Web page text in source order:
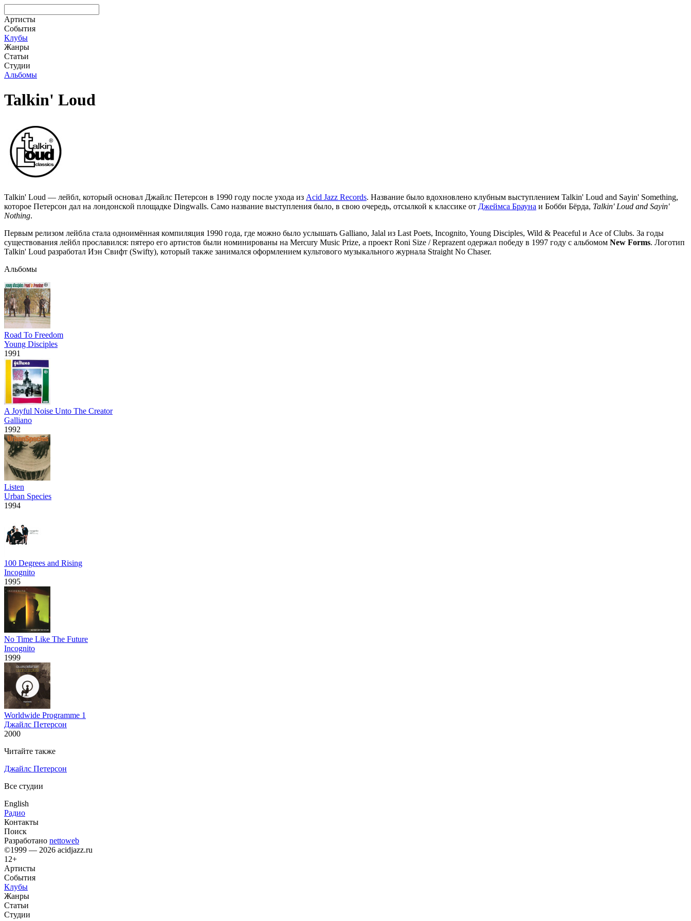
Артисты
События
Клубы
Жанры
Статьи
Студии
Альбомы
Talkin' Loud
Talkin' Loud — лейбл, который основал Джайлс Петерсон в 1990 году после ухода из Acid Jazz Records. Название было вдохновлено клубным выступлением Talkin' Loud and Sayin' Something,
которое Петерсон дал на лондонской площадке Dingwalls. Само название выступления было, в свою очередь, отсылкой к классике от Джеймса Брауна и Бобби Бёрда, Talkin' Loud and Sayin'
Nothing.
Первым релизом лейбла стала одноимённая компиляция 1990 года, где можно было услышать Galliano, Jalal из Last Poets, Incognito, Young Disciples, Wild & Peaceful и Ace of Clubs. За годы
существования лейбл прославился: пятеро его артистов были номинированы на Mercury Music Prize, а проект Roni Size / Reprazent одержал победу в 1997 году с альбомом New Forms. Логотип
Talkin' Loud разработал Иэн Свифт (Swifty), который также занимался оформлением культового музыкального журнала Straight No Chaser.
Альбомы
Road To Freedom
Young Disciples
1991
A Joyful Noise Unto The Creator
Galliano
1992
Listen
Urban Species
1994
100 Degrees and Rising
Incognito
1995
No Time Like The Future
Incognito
1999
Worldwide Programme 1
Джайлс Петерсон
2000
Читайте также
Джайлс Петерсон
Все студии
English
Радио
Контакты
Поиск
Разработано nettoweb
©1999 — 2026 acidjazz.ru
12+
Артисты
События
Клубы
Жанры
Статьи
Студии